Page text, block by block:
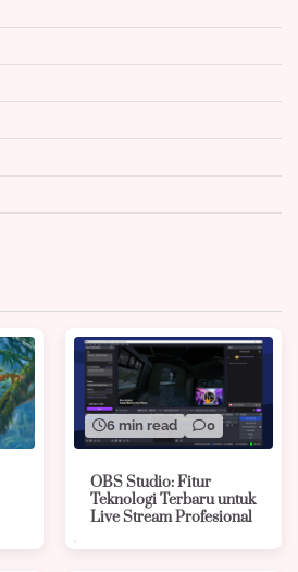
6 min read 0
OBS Studio: Fitur
Teknologi Terbaru untuk
Live Stream Profesional